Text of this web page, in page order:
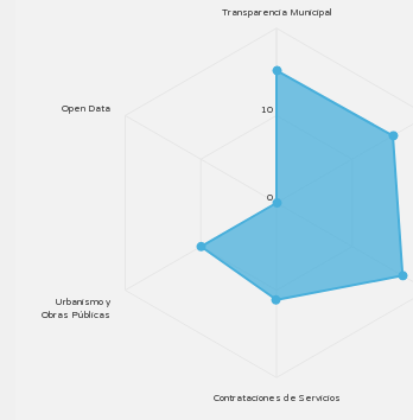
Transparencia Municipal
Contrataciones de Servicios
Urbanismo y
Obras Públicas
Open Data
0
10